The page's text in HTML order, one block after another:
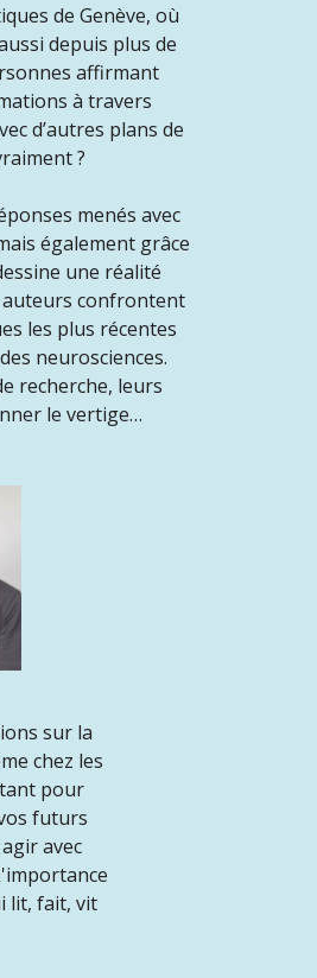
de Genève, où
depuis plus de
affirmant
à travers
d’autres plans de
?
menés avec
également grâce
une réalité
confrontent
les plus récentes
neurosciences.
recherche, leurs
le vertige…
sur la
chez les
pour
futurs
avec
lit, fait, vit